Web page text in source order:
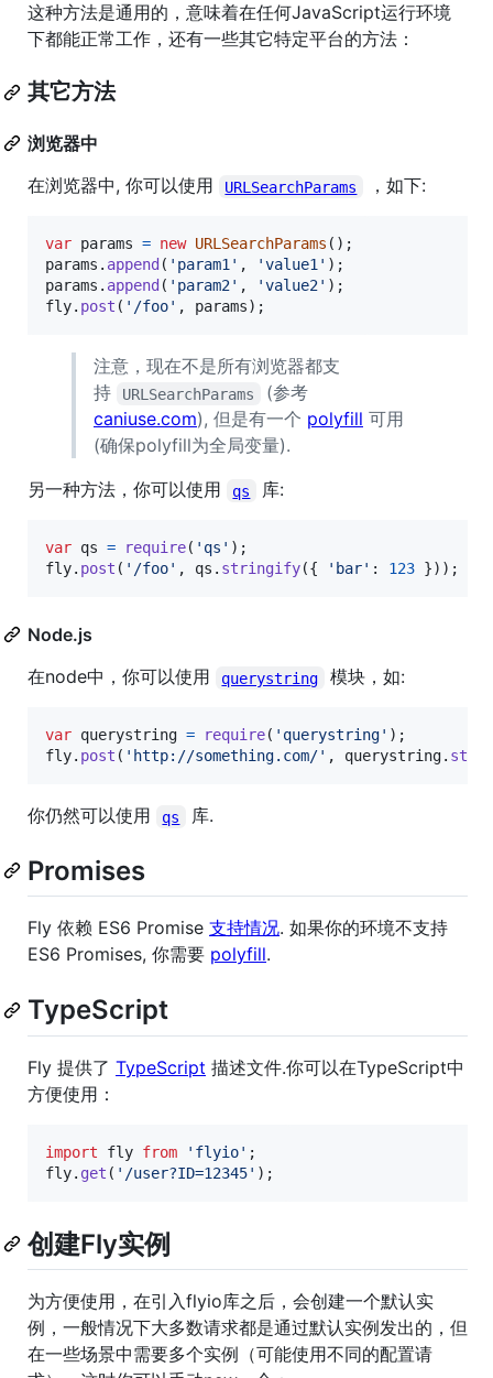
这种方法是通用的，意味着在任何JavaScript运行环境
下都能正常工作，还有一些其它特定平台的方法：
其它方法
浏览器中
在浏览器中, 你可以使用
URLSearchParams ，如下:
var params = new URLSearchParams ( ) ;
params . append ( 'param1' , 'value1' ) ;
params . append ( 'param2' , 'value2' ) ;
fly. post ( '/foo' , params) ;
注意，现在不是所有浏览器都支
持
URLSearchParams
(参考
caniuse.com), 但是有一个 polyfill 可用
(确保polyfill为全局变量).
另一种方法，你可以使用
qs 库:
var qs = require( 'qs' ) ;
fly. post ( '/foo' , qs . stringify({ 'bar' : 123 }) ) ;
Node.js
在node中，你可以使用
querystring 模块，如:
var querystring = require( 'querystring' ) ;
fly. post ( 'http://something.com/' , querystring.
你仍然可以使用 qs 库.
Promises
Fly 依赖 ES6 Promise 支持情况. 如果你的环境不支持
ES6 Promises, 你需要 polyfill.
TypeScript
Fly 提供了 TypeScript 描述文件.你可以在TypeScript中
方便使用：
import fly from 'flyio' ;
fly. get ( '/user?ID=12345' ) ;
创建Fly实例
为方便使用，在引入flyio库之后，会创建一个默认实
例，一般情况下大多数请求都是通过默认实例发出的，但
在一些场景中需要多个实例（可能使用不同的配置请